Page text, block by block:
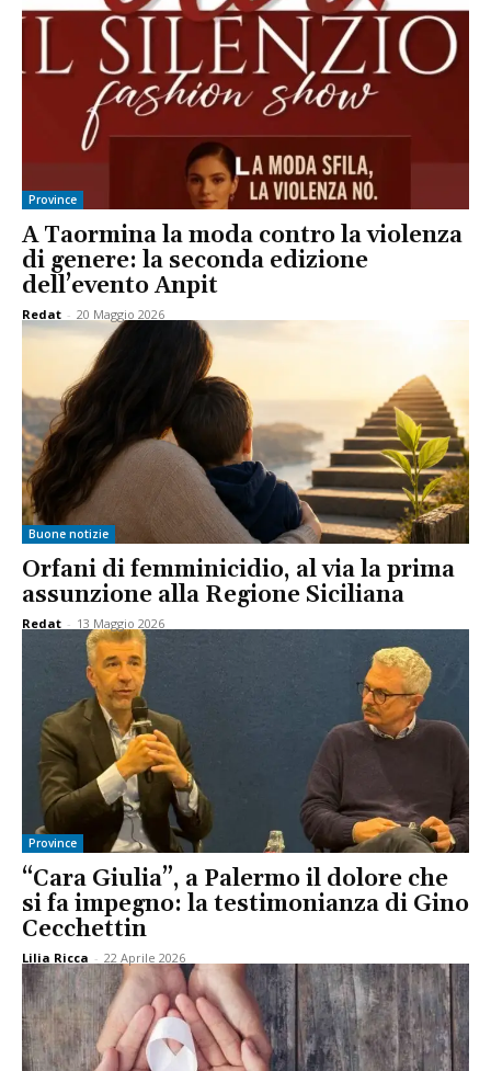
Province
A Taormina la moda contro la violenza
di genere: la seconda edizione
dell’evento Anpit
Redat - 20 Maggio 2026
Buone notizie
Orfani di femminicidio, al via la prima
assunzione alla Regione Siciliana
Redat - 13 Maggio 2026
Province
“Cara Giulia”, a Palermo il dolore che
si fa impegno: la testimonianza di Gino
Cecchettin
Lilia Ricca - 22 Aprile 2026